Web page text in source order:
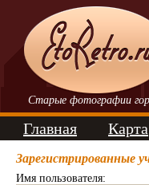
Старые фотографии
Главная Карта
Зарегистрированные
Имя пользователя: